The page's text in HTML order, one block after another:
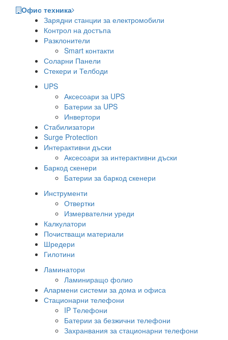
Офис техника
Зарядни станции за електромобили
Контрол на достъпа
Разклонители
Smart контакти
Соларни Панели
Стекери и Телбоди
UPS
Аксесоари за UPS
Батерии за UPS
Инвертори
Стабилизатори
Surge Protection
Интерактивни дъски
Аксесоари за интерактивни дъски
Баркод скенери
Батерии за баркод скенери
Инструменти
Отвертки
Измервателни уреди
Калкулатори
Почистващи материали
Шредери
Гилотини
Ламинатори
Ламиниращо фолио
Алармени системи за дома и офиса
Стационарни телефони
IP Телефони
Батерии за безжични телефони
Захранвания за стационарни телефони